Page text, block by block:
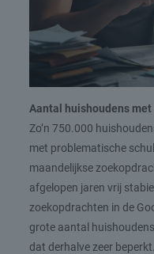
Aantal huishoudens
Zo’n 750.000
met problematische
maandelijkse
afgelopen jaren vrij
zoekopdrachten in de
grote aantal
dat derhalve zeer